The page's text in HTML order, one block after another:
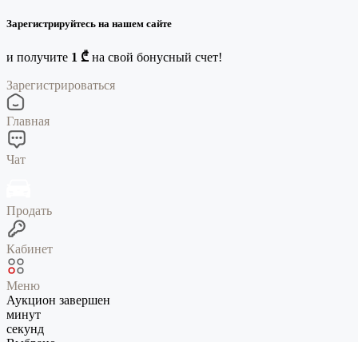
Зарегистрируйтесь на нашем сайте
и получите 1 ₾ на свой бонусный счет!
Зарегистрироваться
Главная
Чат
Продать
Кабинет
Меню
Аукцион завершен
минут
секунд